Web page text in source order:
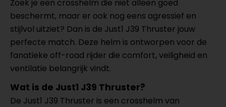
Zoek je een crosshelm die niet alleen goed
beschermt, maar er ook nog eens agressief en
stijlvol uitziet? Dan is de Just1 J39 Thruster jouw
perfecte match. Deze helm is ontworpen voor de
fanatieke off-road rijder die comfort, veiligheid en
ventilatie belangrijk vindt.
Wat is de Just1 J39 Thruster?
De Just1 J39 Thruster is een crosshelm van